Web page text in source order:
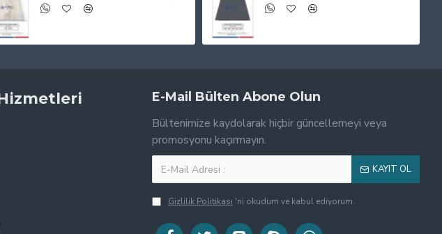
E-Mail Bülten Abone Olun
Bültenimize kaydolarak hiçbir güncellemeyi veya
promosyonu kaçırmayın.
KAYIT OL
Gizlilik Politikası 'ni okudum ve kabul ediyorum.